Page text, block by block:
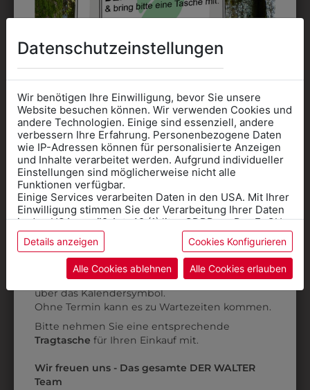
3QUARTERM96
SOCKEN 3ER PACK
€ 9,90
332302
SNEAKER FREESTYLE
€ 49,90
Datenschutzeinstellungen
Wir benötigen Ihre Einwilligung, bevor Sie unsere
Website besuchen können. Wir verwenden Cookies und
andere Technologien. Einige sind essenziell, andere
verbessern Ihre Erfahrung. Personenbezogene Daten
wie IP-Adressen können für personalisierte Anzeigen
und Inhalte verarbeitet werden. Aufgrund individueller
Einstellungen sind möglicherweise nicht alle
Funktionen verfügbar.
Einige Services verarbeiten Daten in den USA. Mit Ihrer
Einwilligung stimmen Sie der Verarbeitung Ihrer Daten
in den USA gemäß Art. 49 (1) lit. a GDPR zu. Der EuGH
stuft die USA als Land mit unzureichendem Datenschutz
ein, und es besteht das Risiko, dass US-Behörden
Daten ohne Klagemöglichkeit für Europäer überwachen.
Datenschutzerklärungbzw. im
Details anzeigen Cookies Konfigurieren
Alle Cookies ablehnen Alle Cookies erlauben
Informationen wenn Sie
Kleidung
für die SCHULE
benötigen
Online Shop: Klick auf SCHULE in der
Kategorie und die richtige Schule auswählen.
AnprobeVorort im Geschäft: Termin buchen
über das Kalendersymbol.
Ohne Termin kann es zu Wartezeiten kommen.
Bitte nehmen Sie eine entsprechende
Tragtasche für Ihren Einkauf mit.
Wir freuen uns - Das gesamte DER WALTER
Team